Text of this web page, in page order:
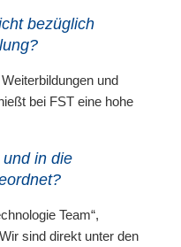
bezüglich
und
bei FST eine hohe
in die
Team“,
sind direkt unter den